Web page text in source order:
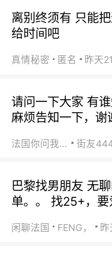
离别终须有 只能
给时间吧
真情秘密 匿名 昨天
请问一下大家 有
麻烦告知一下，谢
法国你问我答
巴黎找男朋友 无
单。。 找25+，
闲聊法国 FENG，